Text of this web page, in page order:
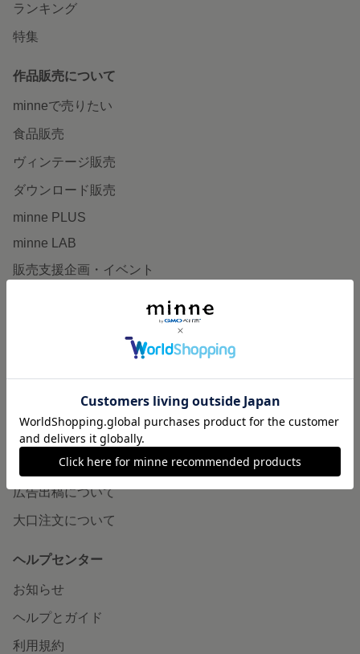
ランキング
特集
作品販売について
minneで売りたい
食品販売
ヴィンテージ販売
ダウンロード販売
minne PLUS
minne LAB
販売支援企画・イベント
minneとものづくりと
minneの本
企業の方へ
広告出稿について
大口注文について
ヘルプセンター
お知らせ
ヘルプとガイド
利用規約